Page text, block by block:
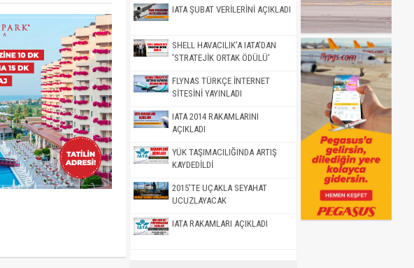
IATA ŞUBAT VERİLERİNİ AÇIKLADI
SHELL HAVACILIK'A IATA'DAN
'STRATEJİK ORTAK ÖDÜLÜ'
FLYNAS TÜRKÇE İNTERNET
SİTESİNİ YAYINLADI
IATA 2014 RAKAMLARINI
AÇIKLADI
YÜK TAŞIMACILIĞINDA ARTIŞ
KAYDEDİLDİ
2015'TE UÇAKLA SEYAHAT
UCUZLAYACAK
IATA RAKAMLARI AÇIKLADI